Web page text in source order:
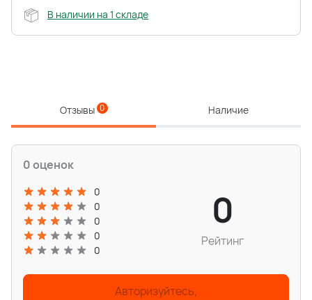
В наличии на 1 складе
Отзывы 0 Наличие
0 оценок
0
0
0
0
0
0
Рейтинг
Авторизуйтесь,